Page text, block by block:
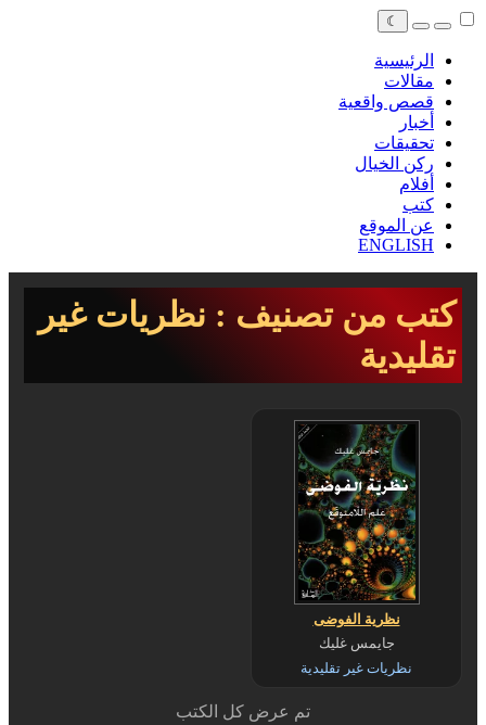
☾
الرئيسية
مقالات
قصص واقعية
أخبار
تحقيقات
ركن الخيال
أفلام
كتب
عن الموقع
ENGLISH
كتب من تصنيف : نظريات غير
تقليدية
نظرية الفوضى
جايمس غليك
نظريات غير تقليدية
تم عرض كل الكتب